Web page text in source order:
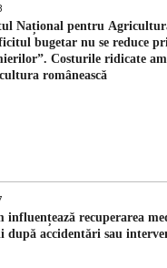
Național pentru
bugetar nu se reduce
Costurile ridicate
românească
influențează recuperarea
după accidentări sau